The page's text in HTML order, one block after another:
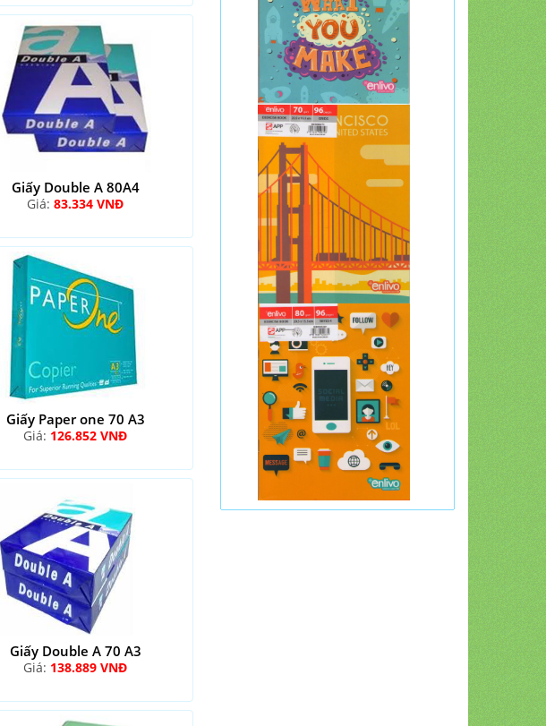
Giấy Double A 80A4
Giá:83.334 VNĐ
Giấy Paper one 70 A3
Giá: 126.852 VNĐ
Giấy Double A 70 A3
Giá: 138.889 VNĐ